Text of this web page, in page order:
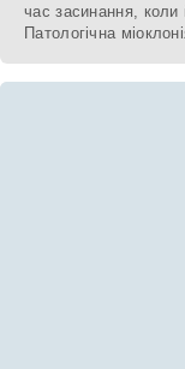
час засинання, коли
Патологічна